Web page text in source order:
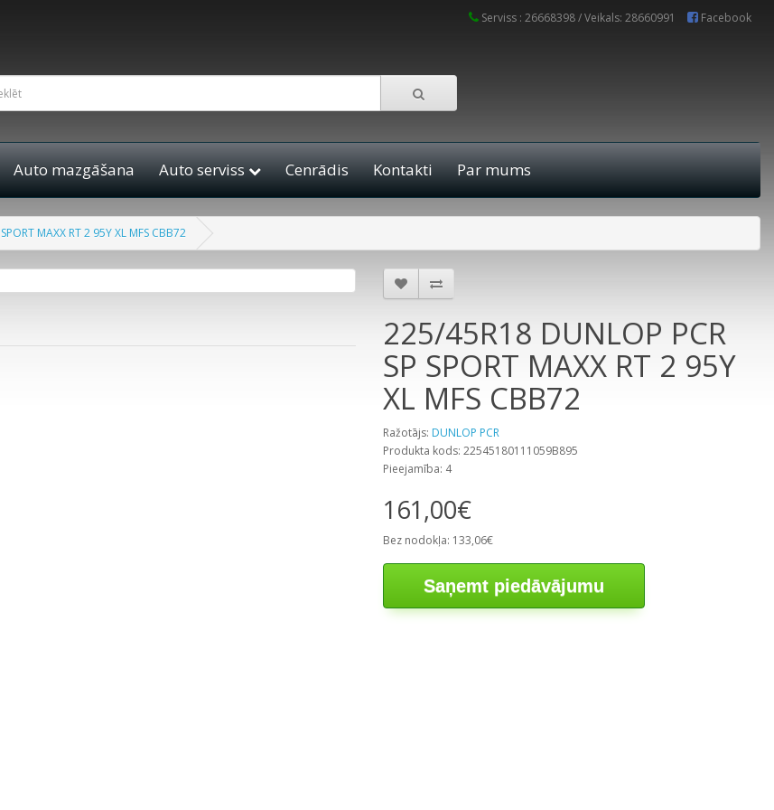
Serviss : 26668398 / Veikals: 28660991 Facebook
Auto mazgāšana Auto serviss Cenrādis Kontakti Par mums
MAXX RT 2 95Y XL MFS CBB72
225/45R18 DUNLOP PCR
SP SPORT MAXX RT 2 95Y
XL MFS CBB72
Ražotājs: DUNLOP PCR
Produkta kods: 22545180111059B895
Pieejamība: 4
161,00€
Bez nodokļa: 133,06€
Saņemt piedāvājumu